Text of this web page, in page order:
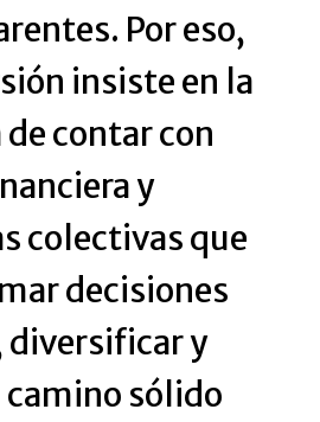
Por eso,
insiste en la
contar con
y
colectivas que
decisiones
y
sólido